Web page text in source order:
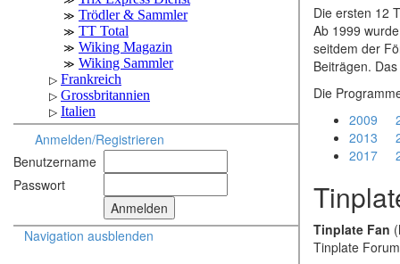
Anmelden/Registrieren
Benutzername
Passwort
Navigation ausblenden
Die ersten 12
Ab 1999
seitdem der
Beiträgen.
Die
2009
2013
2017
Tinplate Fan
Tinplate